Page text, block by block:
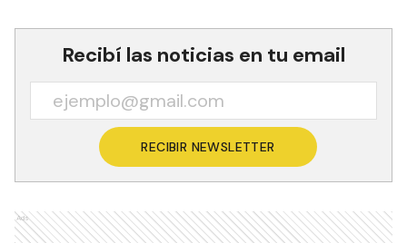
Recibí las noticias en tu email
RECIBIR NEWSLETTER
Ads